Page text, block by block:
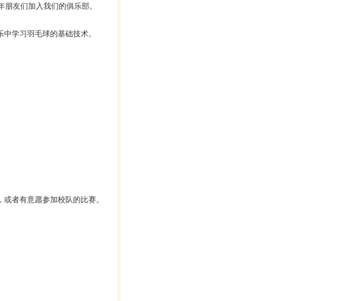
友们加入我们的俱乐部。
学习羽毛球的基础技术。
者有意愿参加校队的比赛。